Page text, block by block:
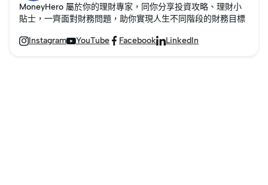
MoneyHero 屬於你的理財專家，同你分享投資攻略、理財小
貼士，一齊面對財務問題，助你實現人生不同階段的財務目標
InstagramYouTube  FacebookLinkedIn